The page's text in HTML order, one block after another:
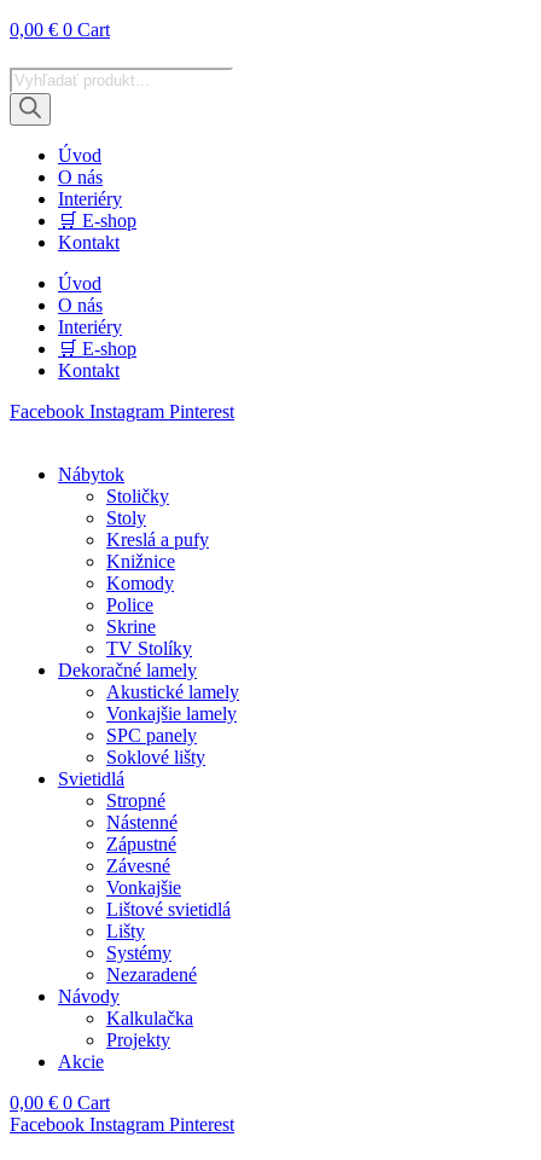
0,00 € 0 Cart
Products
search
Úvod
O nás
Interiéry
🛒 E-shop
Kontakt
Úvod
O nás
Interiéry
🛒 E-shop
Kontakt
Facebook Instagram Pinterest
Nábytok
Stoličky
Stoly
Kreslá a pufy
Knižnice
Komody
Police
Skrine
TV Stolíky
Dekoračné lamely
Akustické lamely
Vonkajšie lamely
SPC panely
Soklové lišty
Svietidlá
Stropné
Nástenné
Zápustné
Závesné
Vonkajšie
Lištové svietidlá
Lišty
Systémy
Nezaradené
Návody
Kalkulačka
Projekty
Akcie
0,00 € 0 Cart
Facebook Instagram Pinterest